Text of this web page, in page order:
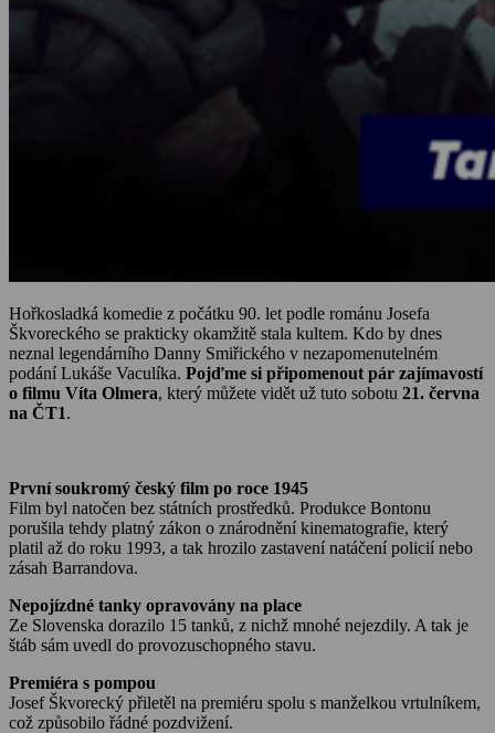
Hořkosladká komedie z počátku 90. let podle románu Josefa
Škvoreckého se prakticky okamžitě stala kultem. Kdo by dnes
neznal legendárního Danny Smiřického v nezapomenutelném
podání Lukáše Vaculíka. Pojďme si připomenout pár zajímavostí
o filmu Víta Olmera, který můžete vidět už tuto sobotu 21. června
na ČT1.
První soukromý český film po roce 1945
Film byl natočen bez státních prostředků. Produkce Bontonu
porušila tehdy platný zákon o znárodnění kinematografie, který
platil až do roku 1993, a tak hrozilo zastavení natáčení policií nebo
zásah Barrandova.
Nepojízdné tanky opravovány na place
Ze Slovenska dorazilo 15 tanků, z nichž mnohé nejezdily. A tak je
štáb sám uvedl do provozuschopného stavu.
Premiéra s pompou
Josef Škvorecký přiletěl na premiéru spolu s manželkou vrtulníkem,
což způsobilo řádné pozdvižení.